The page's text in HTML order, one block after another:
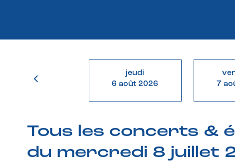
jeudi
6 août 2026
7
Tous les concerts &
du mercredi 8 juillet